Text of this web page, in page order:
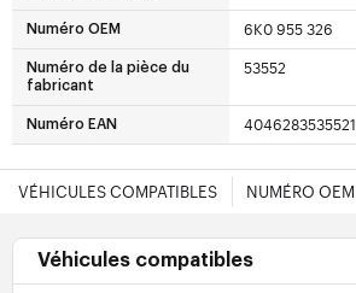
Numéro OEM 6K0 955 326
Numéro de la pièce du
fabricant
53552
Numéro EAN 4046283535521
VÉHICULES COMPATIBLES NUMÉRO OEM
Véhicules compatibles